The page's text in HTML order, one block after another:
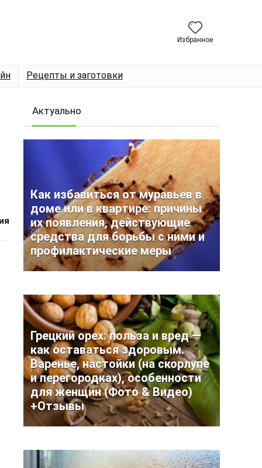
Избранное
Рецепты и заготовки
Актуально
Как избавиться от муравьев в
доме или в квартире: причины
их появления, действующие
средства для борьбы с ними и
профилактические меры
Грецкий орех: польза и вред —
как оставаться здоровым.
Варенье, настойки (на скорлупе
и перегородках), особенности
для женщин (Фото & Видео)
+Отзывы